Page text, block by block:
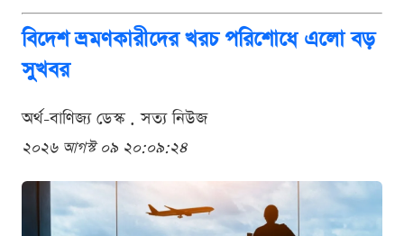
বিদেশ ভ্রমণকারীদের খরচ পরিশোধে এলো বড়
সুখবর
অর্থ-বাণিজ্য ডেস্ক . সত্য নিউজ
২০২৬ আগস্ট ০৯ ২০:০৯:২৪